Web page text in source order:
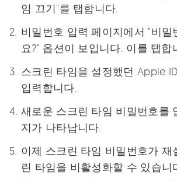
임 끄기"를 탭합니다.
비밀번호 입력 페이지에서 "비밀
요?" 옵션이 보입니다. 이를 탭합
스크린 타임을 설정했던 Apple
입력합니다.
새로운 스크린 타임 비밀번호를
지가 나타납니다.
이제 스크린 타임 비밀번호가 재
린 타임을 비활성화할 수 있습니